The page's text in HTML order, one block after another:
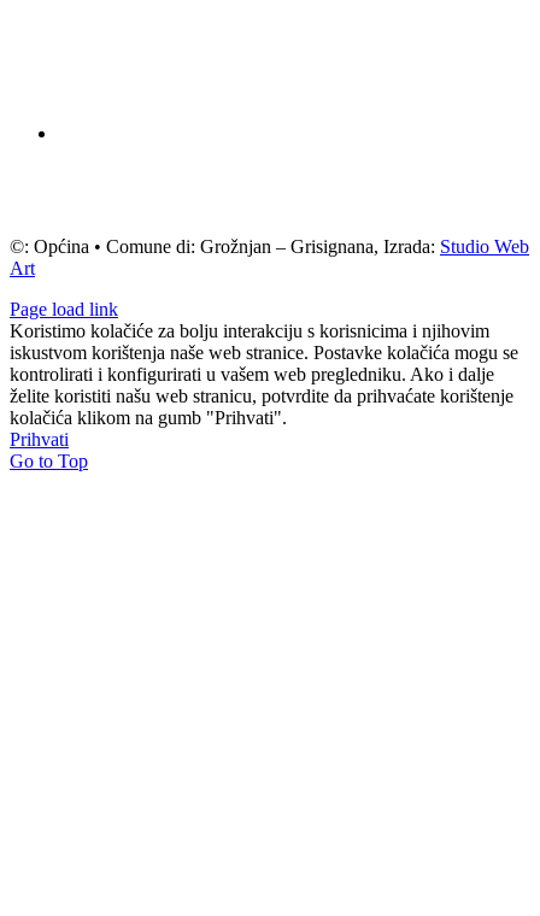
©: Općina • Comune di: Grožnjan – Grisignana, Izrada: Studio Web
Art
Page load link
Koristimo kolačiće za bolju interakciju s korisnicima i njihovim
iskustvom korištenja naše web stranice. Postavke kolačića mogu se
kontrolirati i konfigurirati u vašem web pregledniku. Ako i dalje
želite koristiti našu web stranicu, potvrdite da prihvaćate korištenje
kolačića klikom na gumb "Prihvati".
Prihvati
Go to Top